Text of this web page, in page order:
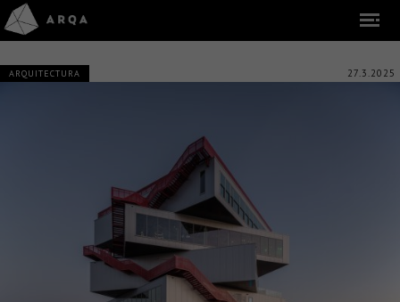
ARQUITECTURA 27.3.2025